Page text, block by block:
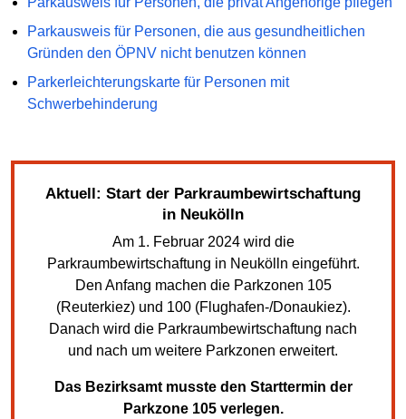
Parkausweis für Personen, die aus gesundheitlichen
Gründen den ÖPNV nicht benutzen können
Parkerleichterungskarte für Personen mit
Schwerbehinderung
Aktuell: Start der Parkraumbewirtschaftung
in Neukölln
Am 1. Februar 2024 wird die
Parkraumbewirtschaftung in Neukölln eingeführt.
Den Anfang machen die Parkzonen 105
(Reuterkiez) und 100 (Flughafen-/Donaukiez).
Danach wird die Parkraumbewirtschaftung nach
und nach um weitere Parkzonen erweitert.
Das Bezirksamt musste den Starttermin der
Parkzone 105 verlegen.